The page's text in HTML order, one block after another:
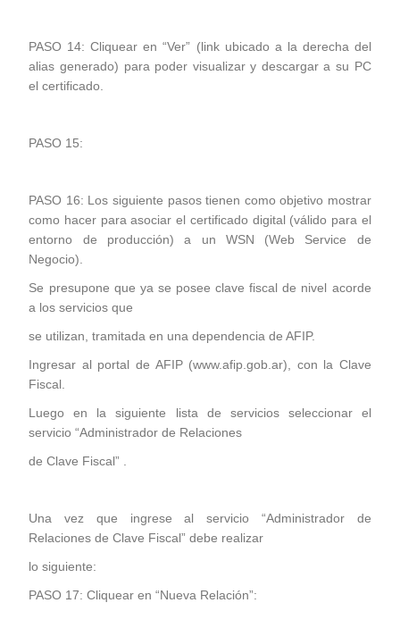
PASO 14: Cliquear en “Ver” (link ubicado a la derecha del
alias generado) para poder visualizar y descargar a su PC
el certificado.
PASO 15:
PASO 16: Los siguiente pasos tienen como objetivo mostrar
como hacer para asociar el certificado digital (válido para el
entorno de producción) a un WSN (Web Service de
Negocio).
Se presupone que ya se posee clave fiscal de nivel acorde
a los servicios que
se utilizan, tramitada en una dependencia de AFIP.
Ingresar al portal de AFIP (www.afip.gob.ar), con la Clave
Fiscal.
Luego en la siguiente lista de servicios seleccionar el
servicio “Administrador de Relaciones
de Clave Fiscal” .
Una vez que ingrese al servicio “Administrador de
Relaciones de Clave Fiscal” debe realizar
lo siguiente:
PASO 17: Cliquear en “Nueva Relación”: